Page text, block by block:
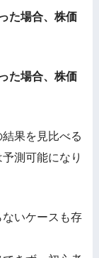
た場合、株価
た場合、株価
果を見比べる
測可能になり
いケースも存